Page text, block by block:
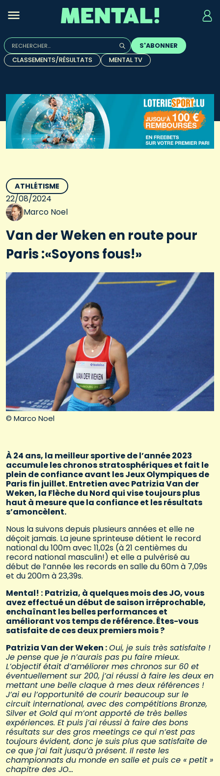
Rechercher :
Quand les résultats de l'auto-complétion sont
S'ABONNER
CLASSEMENTS/RÉSULTATS
MENTAL TV
© Marco Noel
ATHLÉTISME
22/08/2024
Marco Noel
Van der Weken en route pour
Paris :«Soyons fous!»
À 24 ans, la meilleur sportive de l’année 2023
accumule les chronos stratosphériques et fait le
plein de confiance avant les Jeux Olympiques de
Paris fin juillet. Entretien avec Patrizia Van der
Weken, la Flèche du Nord qui vise toujours plus
haut à mesure que la confiance et les résultats
s’amoncèlent.
Nous la suivons depuis plusieurs années et elle ne
déçoit jamais. La jeune sprinteuse détient le record
national du 100m avec 11,02s (à 21 centièmes du
record national masculin!) et elle a pulvérisé au
début de l’année les records en salle du 60m à 7,09s
et du 200m à 23,39s.
Mental! : Patrizia, à quelques mois des JO, vous
avez effectué un début de saison irréprochable,
enchaînant les belles performances et
améliorant vos temps de référence. Êtes-vous
satisfaite de ces deux premiers mois ?
Patrizia Van der Weken :Oui, je suis très satisfaite !
Je pense que je n’aurais pas pu faire mieux.
L’objectif était d’améliorer mes chronos sur 60 et
éventuellement sur 200, j’ai réussi à faire les deux en
mettant une belle claque à mes deux références !
J’ai eu l’opportunité de courir beaucoup sur le
circuit international, avec des compétitions Bronze,
Silver et Gold qui m’ont apporté de très belles
expériences. Et puis j’ai réussi à faire des bons
résultats sur des gros meetings ce qui n’est pas
toujours évident, donc je suis plus que satisfaite de
ce que j’ai fait jusqu’à présent. Il reste les
championnats du monde en salle et puis ce « petit »
chapitre des JO…